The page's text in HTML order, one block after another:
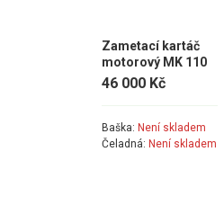
Zametací kartáč
motorový MK 110
Sweeper
46 000 Kč
Baška: Není skladem
Čeladná: Není skladem